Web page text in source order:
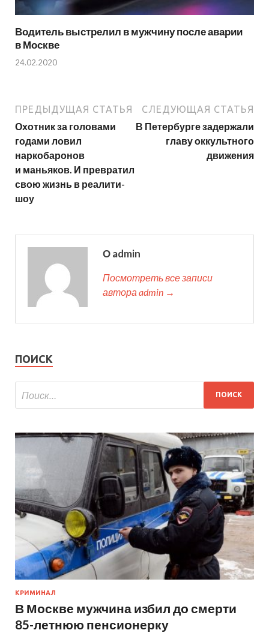
Водитель выстрелил в мужчину после аварии
в Москве
24.02.2020
ПРЕДЫДУЩАЯ СТАТЬЯ
Охотник за головами
годами ловил
наркобаронов
и маньяков. И превратил
свою жизнь в реалити-
шоу
СЛЕДУЮЩАЯ СТАТЬЯ
В Петербурге задержали
главу оккультного
движения
О admin
Посмотреть все записи
автора admin →
ПОИСК
КРИМИНАЛ
В Москве мужчина избил до смерти
85-летнюю пенсионерку